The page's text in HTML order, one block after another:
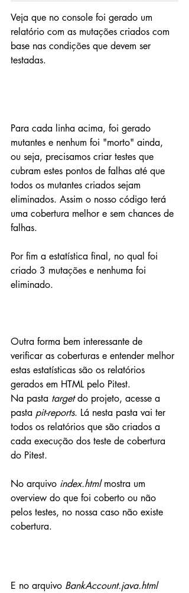
Veja que no console foi gerado um
relatório com as mutações criados com
base nas condições que devem ser
testadas.
Para cada linha acima, foi gerado
mutantes e nenhum foi "morto" ainda,
ou seja, precisamos criar testes que
cubram estes pontos de falhas até que
todos os mutantes criados sejam
eliminados. Assim o nosso código terá
uma cobertura melhor e sem chances de
falhas.
Por fim a estatística final, no qual foi
criado 3 mutações e nenhuma foi
eliminado.
Outra forma bem interessante de
verificar as coberturas e entender melhor
estas estatísticas são os relatórios
gerados em HTML pelo Pitest.
Na pasta target do projeto, acesse a
pasta pit-reports. Lá nesta pasta vai ter
todos os relatórios que são criados a
cada execução dos teste de cobertura
do Pitest.
No arquivo index.html mostra um
overview do que foi coberto ou não
pelos testes, no nossa caso não existe
cobertura.
E no arquivo BankAccount.java.html